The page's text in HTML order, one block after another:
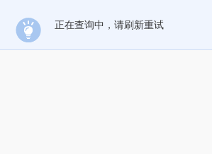
正在查询中，请刷新重试